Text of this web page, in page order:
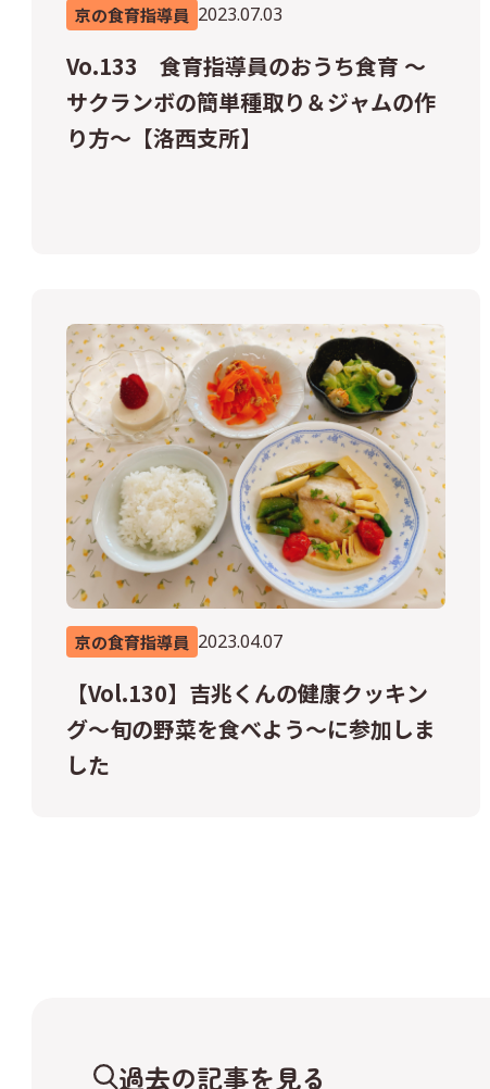
京の食育指導員 2023.07.03
Vo.133 食育指導員のおうち食育 ～
サクランボの簡単種取り＆ジャムの作
り方～【洛西支所】
京の食育指導員 2023.04.07
【Vol.130】吉兆くんの健康クッキン
グ～旬の野菜を食べよう～に参加しま
した
過去の記事を見る